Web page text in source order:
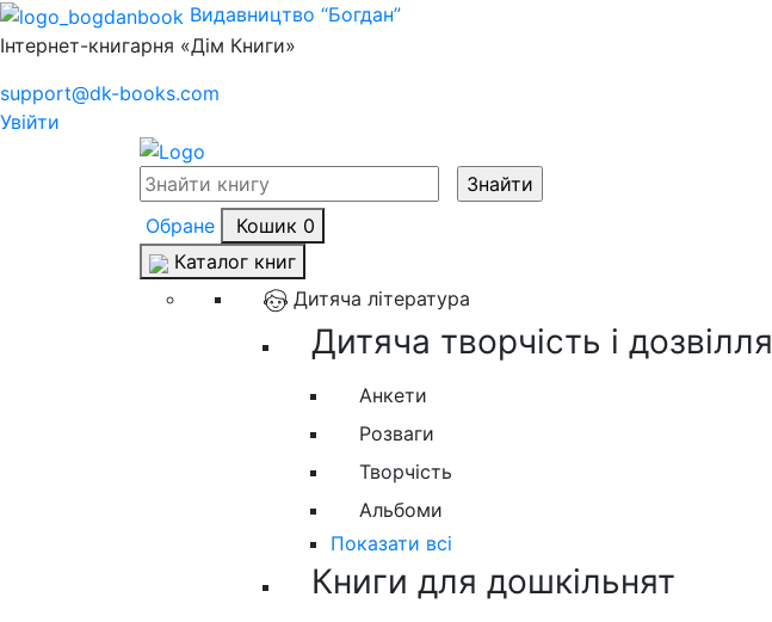
Видавництво “Богдан”
Інтернет-книгарня «Дім Книги»
support@dk-books.com
Увійти
Обране Кошик 0
Каталог книг
Дитяча література
Дитяча творчість і дозвілля
Анкети
Розваги
Творчість
Альбоми
Показати всі
Книги для дошкільнят